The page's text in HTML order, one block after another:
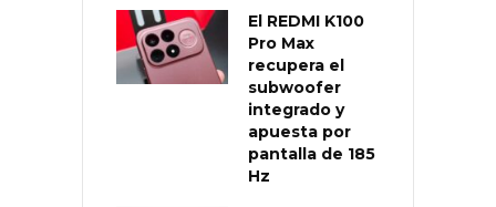
El REDMI K100
Pro Max
recupera el
subwoofer
integrado y
apuesta por
pantalla de 185
Hz